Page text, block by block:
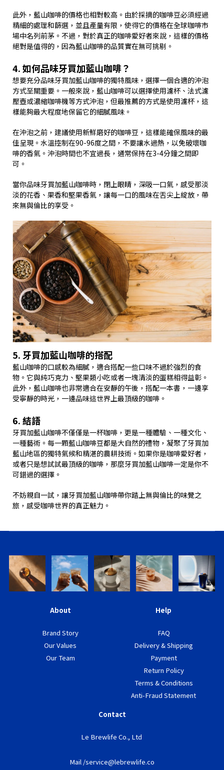
此外，藍山咖啡的價格也相對較高。由於採摘的咖啡豆必須經過
精細的處理和篩選，並且產量有限，使得它的價格在全球咖啡市
場中名列前茅。不過，對於真正的咖啡愛好者來說，這樣的價格
絕對是值得的，因為藍山咖啡的品質實在無可挑剔。
4. 如何品味牙買加藍山咖啡？
想要充分品味牙買加藍山咖啡的獨特風味，選擇一個合適的沖泡
方式至關重要。一般來說，藍山咖啡可以選擇使用濾杯、法式濾
壓壺或濃縮咖啡機等方式沖泡，但最推薦的方式是使用濾杯，這
樣能夠最大程度地保留它的細膩風味。
在沖泡之前，建議使用新鮮磨好的咖啡豆，這樣能確保風味的最
佳呈現。水溫控制在90-96度之間，不要讓水過熱，以免破壞咖
啡的香氣。沖泡時間也不宜過長，通常保持在3-4分鐘之間即
可。
當你品味牙買加藍山咖啡時，閉上眼睛，深吸一口氣，感受那淡
淡的花香、果香和堅果香氣，讓每一口的風味在舌尖上綻放，帶
來無與倫比的享受。
5. 牙買加藍山咖啡的搭配
藍山咖啡的口感較為細膩，適合搭配一些口味不過於強烈的食
物。它與純巧克力、堅果類小吃或者一塊清淡的蛋糕相得益彰。
此外，藍山咖啡也非常適合在安靜的午後，搭配一本書，一邊享
受寧靜的時光，一邊品味這世界上最頂級的咖啡。
6. 結語
牙買加藍山咖啡不僅僅是一杯咖啡，更是一種體驗、一種文化、
一種藝術。每一顆藍山咖啡豆都是大自然的禮物，凝聚了牙買加
藍山地區的獨特氣候和精湛的農耕技術。如果你是咖啡愛好者，
或者只是想試試最頂級的咖啡，那麼牙買加藍山咖啡一定是你不
可錯過的選擇。
不妨親自一試，讓牙買加藍山咖啡帶你踏上無與倫比的味覺之
旅，感受咖啡世界的真正魅力。
About
Brand Story
Our Values
Our Team
Help
FAQ
Delivery & Shipping
Payment
Return Policy
Terms & Conditions
Anti-Fraud Statement
Contact
Le Brewlife Co., Ltd
Mail /service@lebrewlife.co